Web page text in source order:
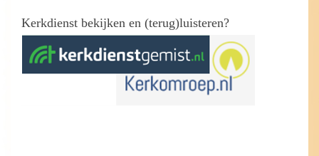
Kerkdienst bekijken en (terug)luisteren?